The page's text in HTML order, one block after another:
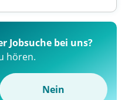
Jobsuche bei uns?
hören.
Nein